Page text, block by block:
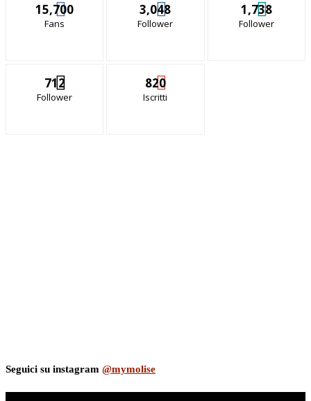
15,700
Fans
3,048
Follower
1,738
Follower
712
Follower
820
Iscritti
Seguici su instagram @mymolise